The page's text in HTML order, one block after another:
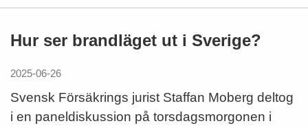
Hur ser brandläget ut i Sverige?
2025-06-26
Svensk Försäkrings jurist Staffan Moberg deltog
i en paneldiskussion på torsdagsmorgonen i